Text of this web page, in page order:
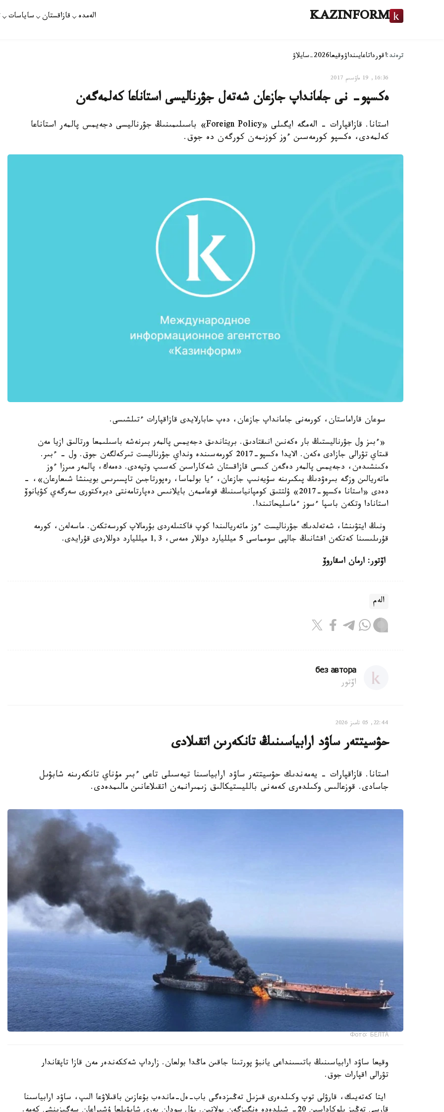
KAZINFORM الەمدە قازاقستان ساياسات
ترەند:اقورداتاعايىنداۋوقيعا2026-سايلاۋ
16:36, 19 ماۋسىم 2017
ەكسپو- نى جامانداپ جازعان شەتەل جۋرناليسى استاناعا كەلمەگەن
استانا. قازاقپارات - الەمگە ايگىلى «Foreign Policy» باسىلىمىنىڭ جۋرناليسى دجەيمس پالمەر استاناعا
كەلمەدى، ەكسپو كورمەسىن ءوز كوزىمەن كورگەن دە جوق.
سوعان قاراماستان، كورمەنى جامانداپ جازعان، دەپ حابارلايدى قازاقپارات ءتىلشىسى.
«ءبىز ول جۋرناليستىڭ بار ەكەنىن انىقتادىق. بريتاندىق دجەيمس پالمەر بىرنەشە باسىلىمعا ورتالىق ازيا مەن
قىتاي تۋرالى جازادى ەكەن. الايدا ەكسپو-2017 كورمەسىندە ونداي جۋرناليست تىركەلگەن جوق. ول - ءبىر.
ەكىنشىدەن، دجەيمس پالمەر دەگەن كىسى قازاقستان شەكاراسىن كەسىپ وتپەدى. دەمەك، پالمەر مىرزا ءوز
ماتەريالىن وزگە بىرەۋدىڭ پىكىرىنە سۇيەنىپ جازعان، ءيا بولماسا، رەپورتاجىن تاپسىرىس بويىنشا شىعارعان»، -
دەدى «استانا ەكسپو-2017» ۇلتتىق كومپانياسىنىڭ قوعاممەن بايلانىس دەپارتامەنتى ديرەكتورى سەرگەي كۋيانوۆ
استانادا وتكەن باسپا ءسوز ءماسليحاتىندا.
ونىڭ ايتۋىنشا، شەتەلدىك جۋرناليست ءوز ماتەريالىندا كوپ فاكتىلەردى بۇرمالاپ كورسەتكەن. ماسەلەن، كورمە
قۇرىلىسىنا كەتكەن اقشانىڭ جالپى سومماسى 5 ميلليارد دوللار ەمەس، 1,3 ميلليارد دوللاردى قۇرايدى.
اۆتور: ارمان اسقاروۆ
الەم
без автора
اۆتور
22:44, 05 تامىز 2026
حۋسيتتەر ساۋد ارابياسىنىڭ تانكەرىن اتقىلادى
استانا. قازاقپارات - يەمەندىك حۋسيتتەر ساۋد ارابياسىنا تيەسىلى تاعى ءبىر مۇناي تانكەرىنە شابۋىل
جاسادى. قوزعالىس وكىلدەرى كەمەنى بالليستيكالىق زىمىرانمەن اتقىلاعانىن مالىمدەدى.
Фото: БЕЛТА
وقيعا ساۋد ارابياسىنىڭ باتىسىنداعى يانبۋ پورتىنا جاقىن ماڭدا بولعان. زارداپ شەككەندەر مەن قازا تاپقاندار
تۋرالى اقپارات جوق.
ايتا كەتەيىك، قارۋلى توپ وكىلدەرى قىزىل تەڭىزدەگى باب-ەل-ماندەب بۇعازىن باقىلاۋعا الىپ، ساۋد ارابياسىنا